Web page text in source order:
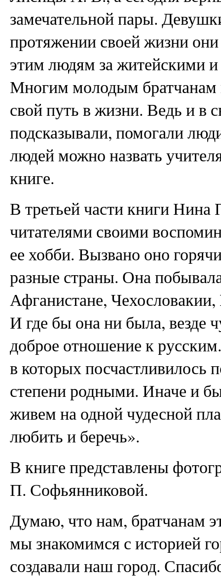
замечательной пары.
протяжении своей жизни
этим людям за житейскими
Многим молодым братчанам
свой путь в жизни. Ведь и в
подсказывали, помогали
людей можно назвать
книге.
В третьей части книги Нина
читателями своими
ее хобби. Вызвано оно
разные страны. Она
Афганистане,
И где бы она ни была, везде
доброе отношение к
в которых посчастливилось
степени родными. Иначе и
живем на одной чудесной
любить и беречь».
В книге представлены
П. Софьянниковой.
Думаю, что нам, братчанам
мы знакомимся с историей
создавали наш город.